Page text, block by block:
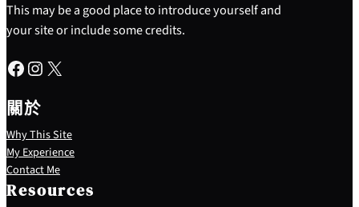
This may be a good place to introduce yourself and
your site or include some credits.
Facebook Instagram X
關於
Why This Site
My Experience
Contact Me
Resources